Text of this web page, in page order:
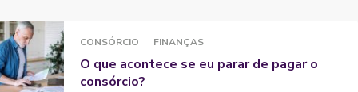
CONSÓRCIO FINANÇAS
O que acontece se eu parar de pagar o
consórcio?